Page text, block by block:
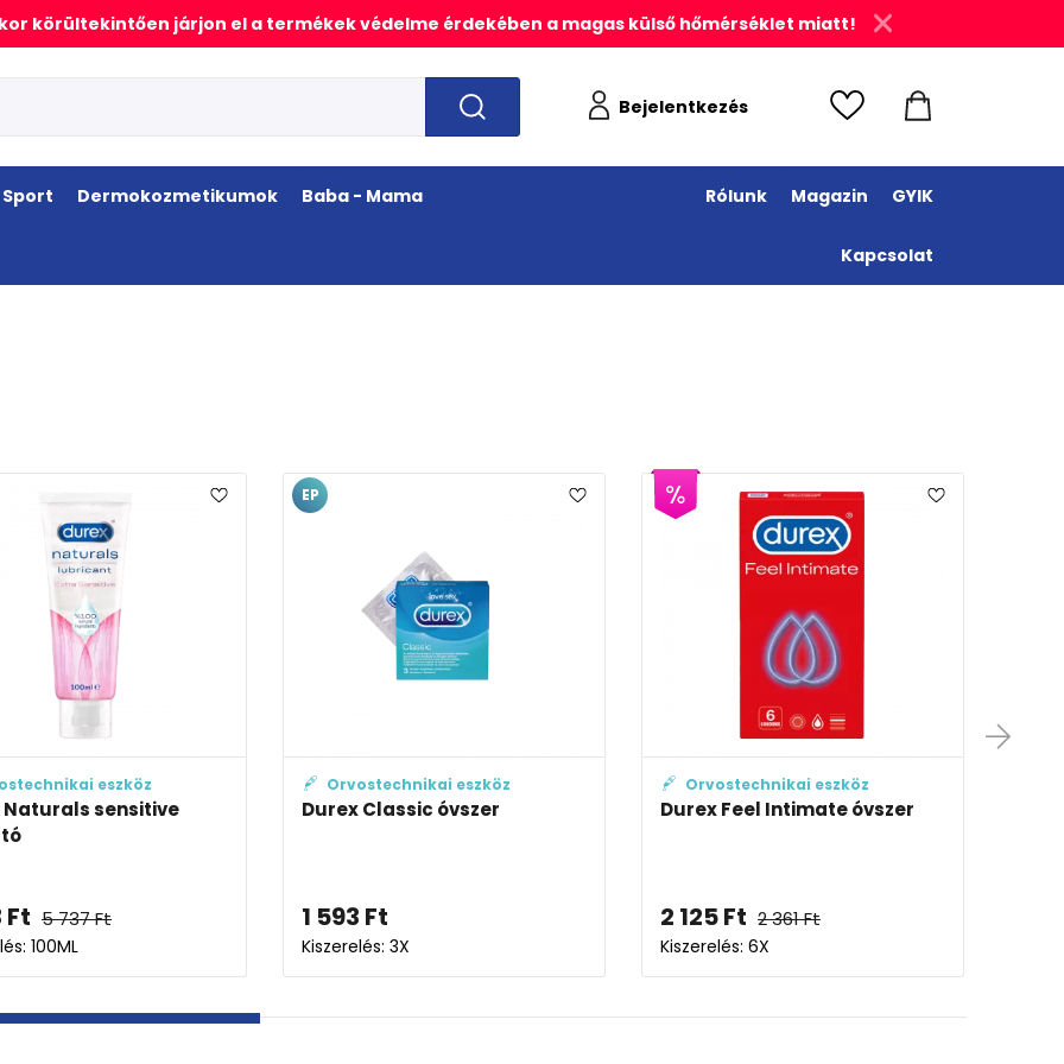
körültekintően járjon el a termékek védelme érdekében a magas külső hőmérséklet miatt!
Bejelentkezés
Sport Dermokozmetikumok Baba - Mama Rólunk Magazin GYIK
Kapcsolat
Orvostechnikai eszköz
Classic óvszer
Ft
3X
Orvostechnikai eszköz
Durex Feel Intimate óvszer
2 125
Kiszerelés: 6X
Orvostechnikai eszköz
Durex Extra Safe spermicid
4 816Ft
Kiszerelés: 12X